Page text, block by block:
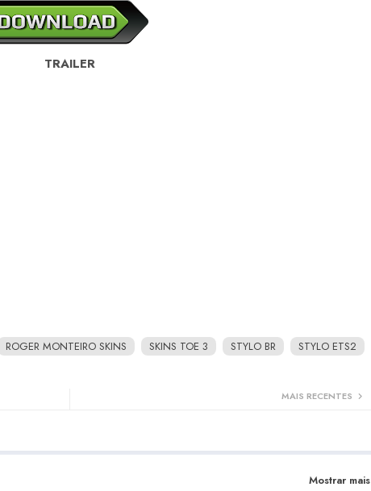
TRAILER
ROGER MONTEIRO SKINS SKINS TOE 3 STYLO BR
STYLO ETS2
MAIS RECENTES
Mostrar mais